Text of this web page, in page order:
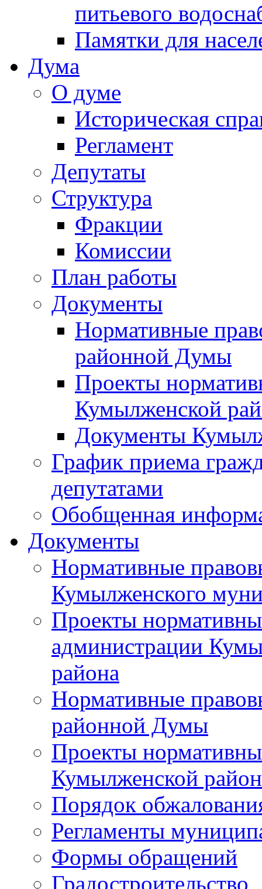
питьевого
Памятки для
Дума
О думе
Историческая
Регламент
Депутаты
Структура
Фракции
Комиссии
План работы
Документы
Нормативные
районной Думы
Проекты
Кумылженской
Документы
График приема
депутатами
Обобщенная
Документы
Нормативные
Кумылженского
Проекты
администрации
района
Нормативные
районной Думы
Проекты
Кумылженской
Порядок
Регламенты
Формы обращений
Градостроительство